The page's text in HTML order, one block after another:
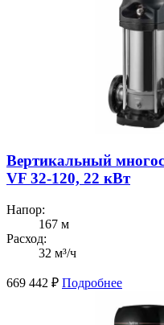
Вертикальный
VF 32-120, 22 кВт
Напор:
167 м
Расход:
32 м³/ч
669 442 ₽ Подробнее